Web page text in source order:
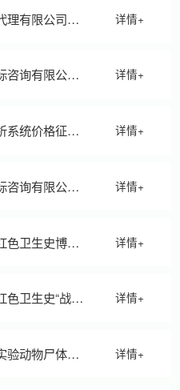
设备采购项
理有限公司关
刷服务比选
详情+
咨询有限公司
学广告服务供
详情+
系统价格征询 详情+
咨询有限公司
学2025-2026
详情+
色卫生史博物
购项目征询
详情+
色卫生史“战场
浸式展厅项目
详情+
验动物尸体 详情+